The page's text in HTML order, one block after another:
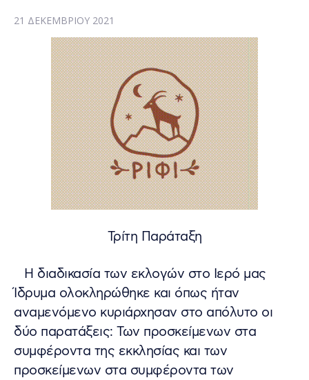
21 ΔΕΚΕΜΒΡΊΟΥ 2021
Τρίτη Παράταξη
Η διαδικασία των εκλογών στο Ιερό μας
Ίδρυμα ολοκληρώθηκε και όπως ήταν
αναμενόμενο κυριάρχησαν στο απόλυτο οι
δύο παρατάξεις: Των προσκείμενων στα
συμφέροντα της εκκλησίας και των
προσκείμενων στα συμφέροντα των